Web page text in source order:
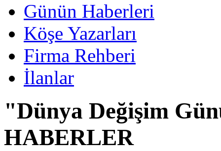
Günün Haberleri
Köşe Yazarları
Firma Rehberi
İlanlar
"Dünya Değişim
HABERLER